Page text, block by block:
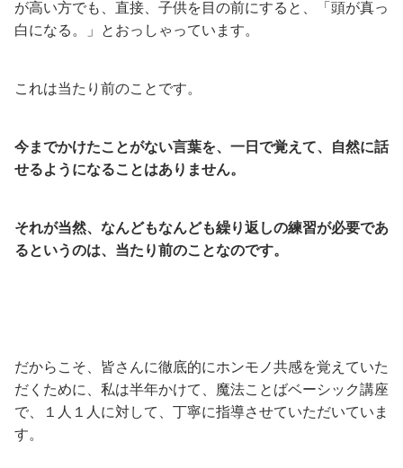
が高い方でも、直接、子供を目の前にすると、「頭が真っ
白になる。」とおっしゃっています。
これは当たり前のことです。
今までかけたことがない言葉を、一日で覚えて、自然に話
せるようになることはありません。
それが当然、なんどもなんども繰り返しの練習が必要であ
るというのは、当たり前のことなのです。
だからこそ、皆さんに徹底的にホンモノ共感を覚えていた
だくために、私は半年かけて、魔法ことばベーシック講座
で、１人１人に対して、丁寧に指導させていただいていま
す。